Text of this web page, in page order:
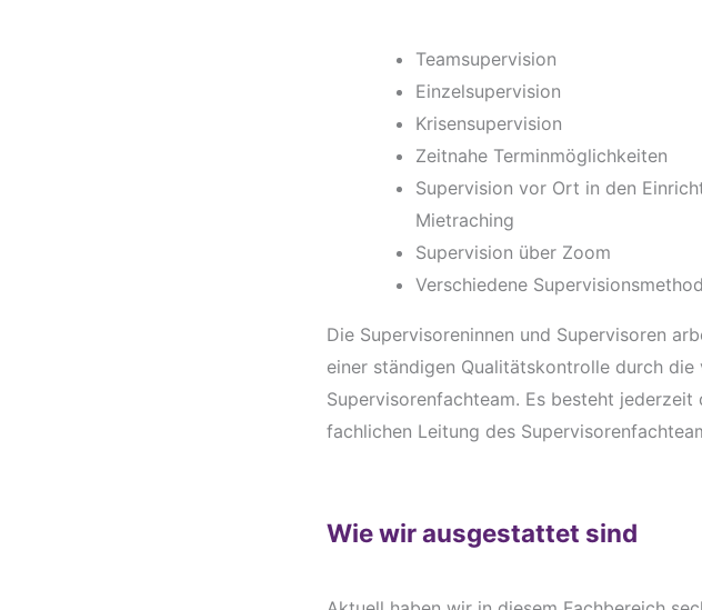
Teamsupervision
Einzelsupervision
Krisensupervision
Zeitnahe Terminmöglichkeiten
Supervision vor Ort in den
Mietraching
Supervision über Zoom
Verschiedene
Die Supervisoreninnen und Supervisoren
einer ständigen Qualitätskontrolle durch die
Supervisorenfachteam. Es besteht
fachlichen Leitung des
Wie wir ausgestattet sind